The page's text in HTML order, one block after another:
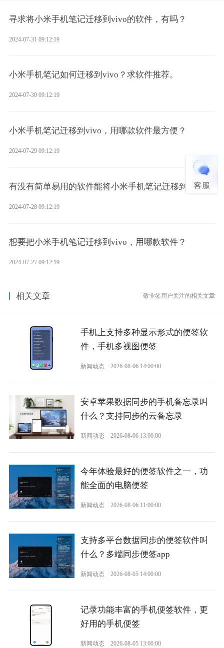
寻求将小米手机笔记迁移到vivo的软件，有吗？
2024-07-31 09:12:19
小米手机笔记如何迁移到vivo？求软件推荐。
2024-07-30 09:12:19
小米手机笔记迁移到vivo，用哪款软件最方便？
2024-07-29 09:12:19
有没有简单易用的软件能将小米手机笔记迁移到vivo？
2024-07-28 09:12:19
想要把小米手机笔记迁移到vivo，用哪款软件？
2024-07-27 09:12:19
相关文章 敬业签用户关注的相关文章
手机上支持多种显示形式的便签软
件，手机多视图便签
新闻动态 2026-08-06 14:00:00
安卓苹果数据同步的手机备忘录叫
什么？支持同步的云备忘录
新闻动态 2026-08-06 13:00:00
今年体验最好的便签软件之一，功
能全面的电脑便签
新闻动态 2026-08-06 11:00:00
支持多平台数据同步的便签软件叫
什么？多端同步便签app
新闻动态 2026-08-05 14:00:00
记录功能丰富的手机便签软件，更
好用的手机便签
新闻动态 2026-08-05 13:00:00